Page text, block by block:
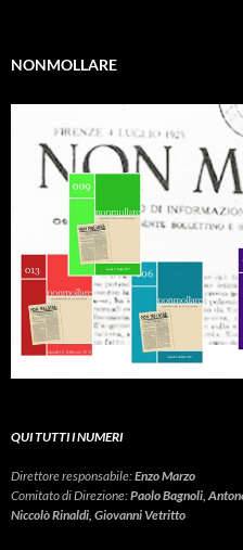
NONMOLLARE
QUI TUTTI I NUMERI
Direttore responsabile:Enzo Marzo
Comitato di Direzione:Paolo Bagnoli,
Niccolò Rinaldi, Giovanni Vetritto